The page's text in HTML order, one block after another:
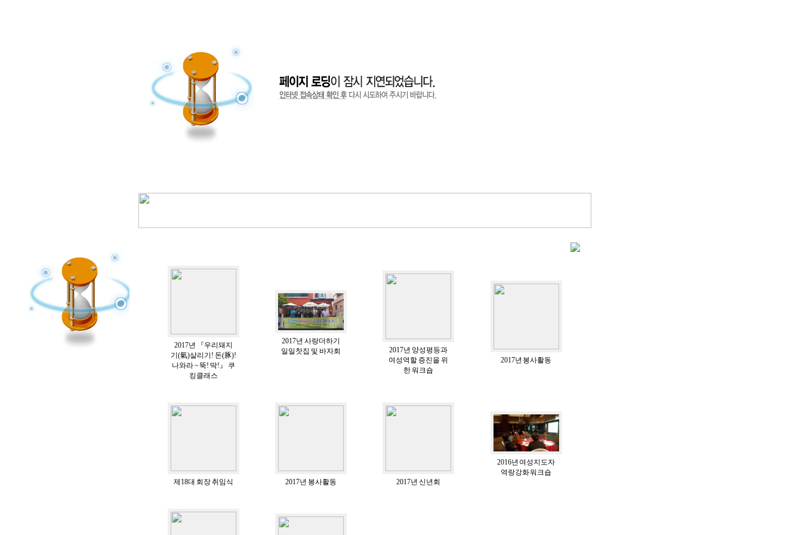
2017년 『우리돼지
기(氣)살리기! 돈(豚)!
나와라 ~ 뚝! 딱!』 쿠
킹클래스
2017년 사랑더하기
일일찻집 및 바자회
2017년 양성평등과
여성역할 증진을 위
한 워크숍
2017년 봉사활동
제18대 회장 취임식 2017년 봉사활동 2017년 신년회
2016년 여성지도자
역랑강화 워크숍